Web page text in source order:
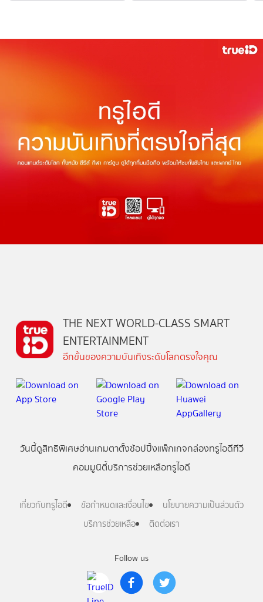
Follow us
THE NEXT WORLD-CLASS SMART
ENTERTAINMENT
อีกขั้นของความบันเทิงระดับโลกตรงใจคุณ
วันนี้ดูสิทธิพิเศษอ่านเกมตาตั้งช้อปปิ้งแพ็กเกจกล่องทรูไอดีทีวี
คอมมูนิตี้บริการช่วยเหลือทรูไอดี
เกี่ยวกับทรูไอดี ข้อกำหนดและเงื่อนไข
นโยบายความเป็นส่วนตัว
บริการช่วยเหลือ
ติดต่อเรา